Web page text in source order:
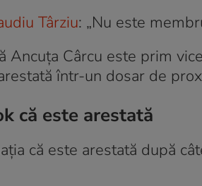
Târziu: „Nu este
Ancuța Cârcu este prim
într-un dosar de
că este arestată
că este arestată după